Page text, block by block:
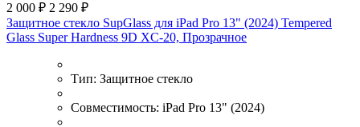
2 000 ₽ 2 290 ₽
Защитное стекло SupGlass для iPad Pro 13" (2024) Tempered
Glass Super Hardness 9D XC-20, Прозрачное
Тип: Защитное стекло
Совместимость: iPad Pro 13" (2024)